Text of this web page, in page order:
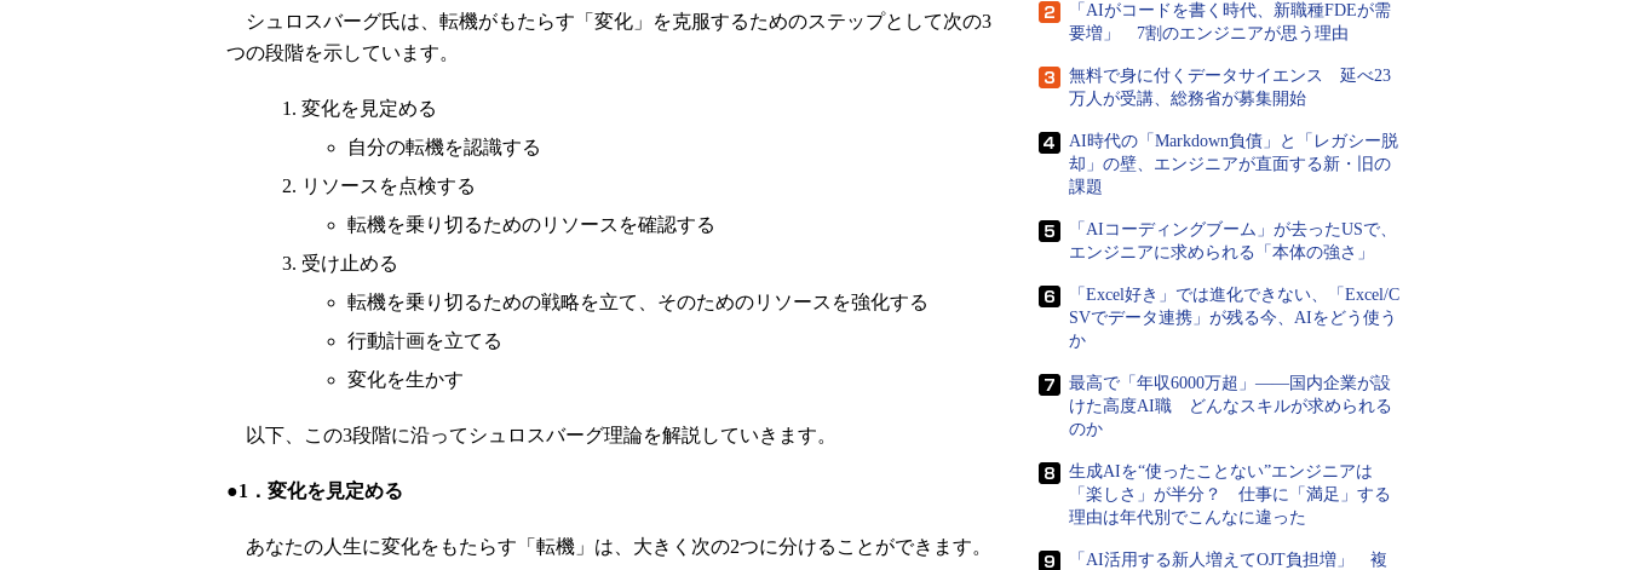
シュロスバーグ氏は、転機がもたらす「変化」を克服するためのステップとして次の3
つの段階を示しています。
変化を見定める
自分の転機を認識する
リソースを点検する
転機を乗り切るためのリソースを確認する
受け止める
転機を乗り切るための戦略を立て、そのためのリソースを強化する
行動計画を立てる
変化を生かす
以下、この3段階に沿ってシュロスバーグ理論を解説していきます。
●1．変化を見定める
あなたの人生に変化をもたらす「転機」は、大きく次の2つに分けることができます。
「AIがコードを書く時代、新職種FDEが需
要増」 7割のエンジニアが思う理由
無料で身に付くデータサイエンス 延べ23
万人が受講、総務省が募集開始
AI時代の「Markdown負債」と「レガシー脱
却」の壁、エンジニアが直面する新・旧の
課題
「AIコーディングブーム」が去ったUSで、
エンジニアに求められる「本体の強さ」
「Excel好き」では進化できない、「Excel/C
SVでデータ連携」が残る今、AIをどう使う
か
最高で「年収6000万超」――国内企業が設
けた高度AI職 どんなスキルが求められる
のか
生成AIを“使ったことない”エンジニアは
「楽しさ」が半分？ 仕事に「満足」する
理由は年代別でこんなに違った
「AI活用する新人増えてOJT負担増」 複